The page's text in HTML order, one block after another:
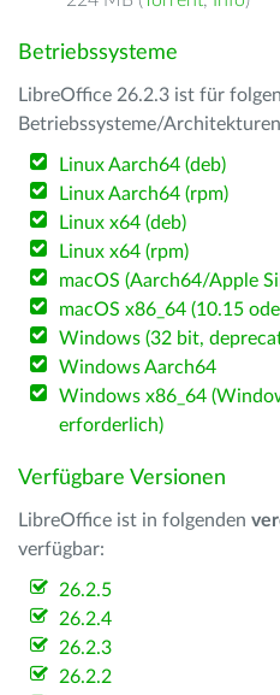
Betriebssysteme
LibreOffice 26.2.3 ist für
Betriebssysteme/
Linux Aarch64 (deb)
Linux Aarch64 (rpm)
Linux x64 (deb)
Linux x64 (rpm)
macOS (Aarch64/Apple
macOS x86_64 (10.15
Windows (32 bit,
Windows Aarch64
Windows x86_64
erforderlich)
Verfügbare Versionen
LibreOffice ist in folgenden
verfügbar:
26.2.5
26.2.4
26.2.3
26.2.2